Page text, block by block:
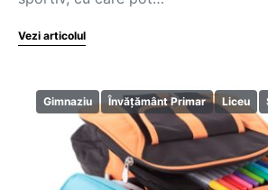
Vezi articolul
Gimnaziu Învățământ Primar Liceu